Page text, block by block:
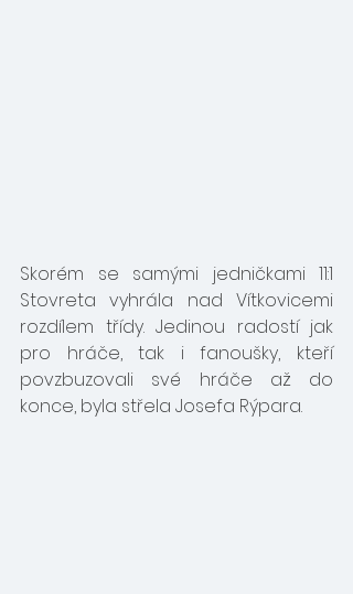
Skorém se samými jedničkami 11:1
Stovreta vyhrála nad Vítkovicemi
rozdílem třídy. Jedinou radostí jak
pro hráče, tak i fanoušky, kteří
povzbuzovali své hráče až do
konce, byla střela Josefa Rýpara.